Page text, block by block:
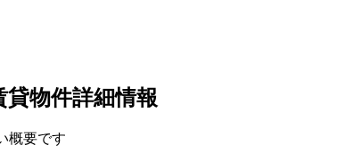
物件詳細情報
概要です